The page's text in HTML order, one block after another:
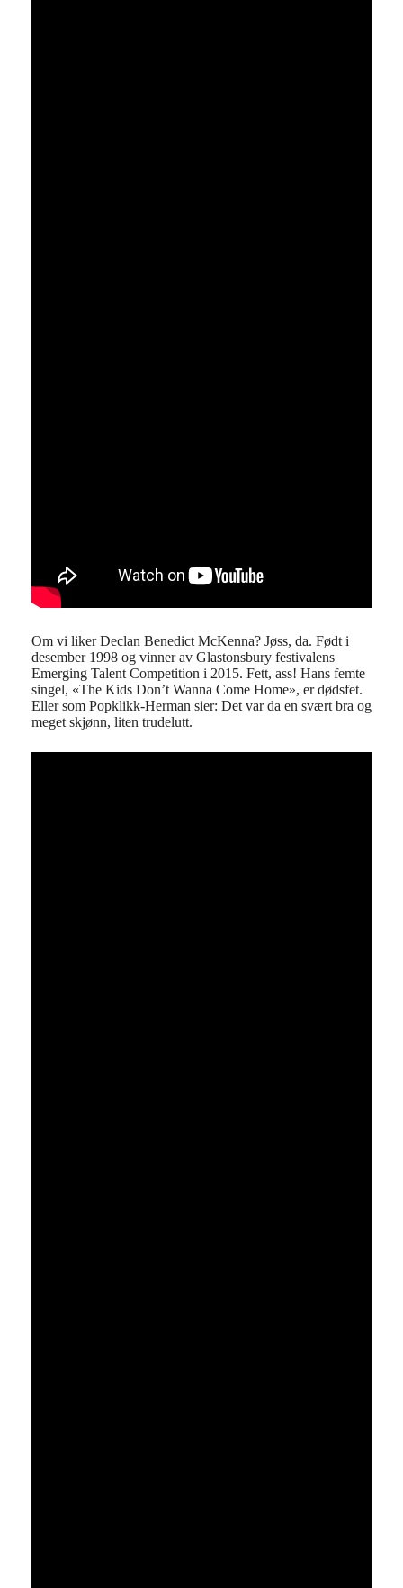
Om vi liker Declan Benedict McKenna? Jøss, da. Født i
desember 1998 og vinner av Glastonsbury festivalens
Emerging Talent Competition i 2015. Fett, ass! Hans femte
singel, «The Kids Don’t Wanna Come Home», er dødsfet.
Eller som Popklikk-Herman sier: Det var da en svært bra og
meget skjønn, liten trudelutt.